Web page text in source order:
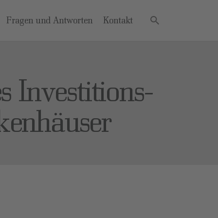
Fragen und Antworten Kontakt
Investitions-